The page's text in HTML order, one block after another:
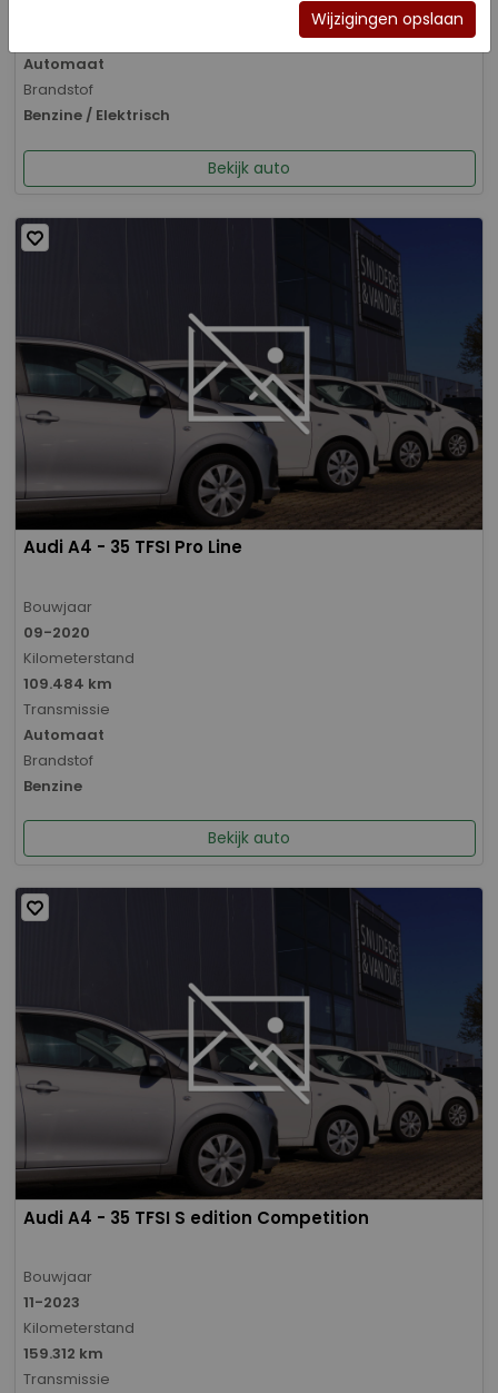
Automaat
Brandstof
Benzine / Elektrisch
Bekijk auto
Audi A4 - 35 TFSI Pro Line
Bouwjaar
09-2020
Kilometerstand
109.484 km
Transmissie
Automaat
Brandstof
Benzine
Bekijk auto
Audi A4 - 35 TFSI S edition Competition
Bouwjaar
11-2023
Kilometerstand
159.312 km
Transmissie
Wijzigingen opslaan